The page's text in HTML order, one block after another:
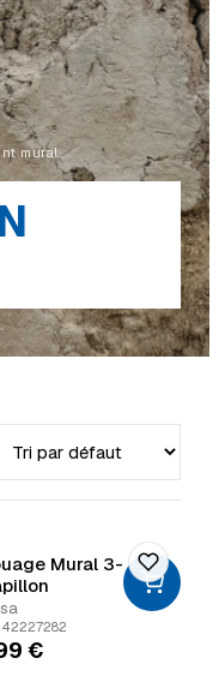
mural
Mural 3-
42227282
€